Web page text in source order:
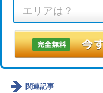
関連記事